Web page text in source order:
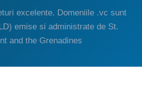
excelente. Domeniile .vc sunt
emise si administrate de St.
and the Grenadines